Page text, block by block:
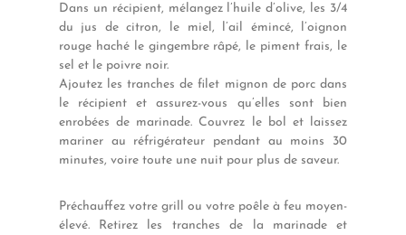
Dans un récipient, mélangez l’huile d’olive, les 3/4
du jus de citron, le miel, l’ail émincé, l’oignon
rouge haché le gingembre râpé, le piment frais, le
sel et le poivre noir.
Ajoutez les tranches de filet mignon de porc dans
le récipient et assurez-vous qu’elles sont bien
enrobées de marinade. Couvrez le bol et laissez
mariner au réfrigérateur pendant au moins 30
minutes, voire toute une nuit pour plus de saveur.
Préchauffez votre grill ou votre poêle à feu moyen-
élevé. Retirez les tranches de la marinade et